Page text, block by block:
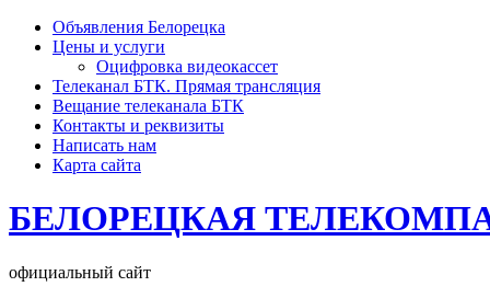
Объявления Белорецка
Цены и услуги
Оцифровка видеокассет
Телеканал БТК. Прямая трансляция
Вещание телеканала БТК
Контакты и реквизиты
Написать нам
Карта сайта
БЕЛОРЕЦКАЯ
официальный сайт